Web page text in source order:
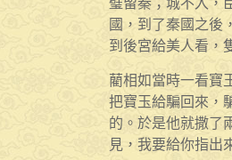
國，到了秦國之後
到後宮給美人看，
藺相如當時一看寶
把寶玉給騙回來，
的。於是他就撒了
見，我要給你指出